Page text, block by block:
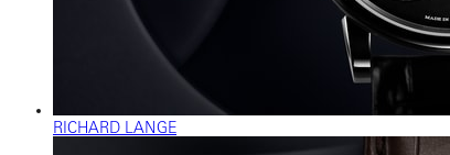
RICHARD LANGE